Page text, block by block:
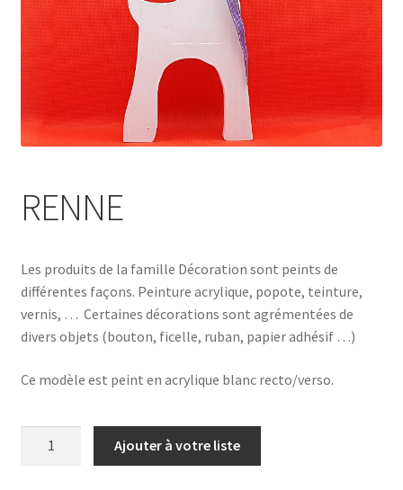
RENNE
Les produits de la famille Décoration sont peints de
différentes façons. Peinture acrylique, popote, teinture,
vernis, … Certaines décorations sont agrémentées de
divers objets (bouton, ficelle, ruban, papier adhésif …)
Ce modèle est peint en acrylique blanc recto/verso.
Ajouter à votre liste